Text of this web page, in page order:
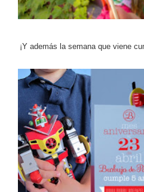
¡Y además la semana que viene